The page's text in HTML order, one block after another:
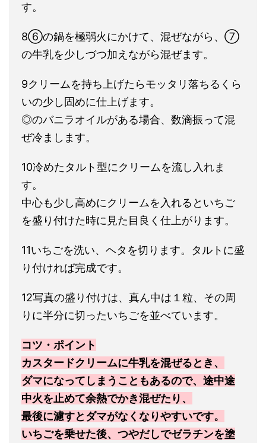
す。
8⑥の鍋を極弱火にかけて、混ぜながら、⑦
の牛乳を少しづつ加えながら混ぜます。
9クリームを持ち上げたらモッタリ落ちるくら
いの少し固めに仕上げます。
◎のバニラオイルがある場合、数滴振って混
ぜ冷まします。
10冷めたタルト型にクリームを流し入れま
す。
中心も少し高めにクリームを入れるといちご
を盛り付けた時に見た目良く仕上がります。
11いちごを洗い、ヘタを切ります。タルトに盛
り付ければ完成です。
12写真の盛り付けは、真ん中は１粒、その周
りに半分に切ったいちごを並べています。
コツ・ポイント
カスタードクリームに牛乳を混ぜるとき、
ダマになってしまうこともあるので、途中途
中火を止めて余熱でかき混ぜたり、
最後に濾すとダマがなくなりやすいです。
いちごを乗せた後、つやだしでゼラチンを塗